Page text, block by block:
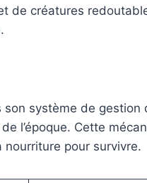
créatures
son système de gestion
l’époque. Cette
pour survivre.